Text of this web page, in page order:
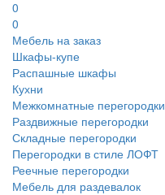
0
0
Мебель на заказ
Шкафы-купе
Распашные шкафы
Кухни
Межкомнатные перегородки
Раздвижные перегородки
Складные перегородки
Перегородки в стиле ЛОФТ
Реечные перегородки
Мебель для раздевалок